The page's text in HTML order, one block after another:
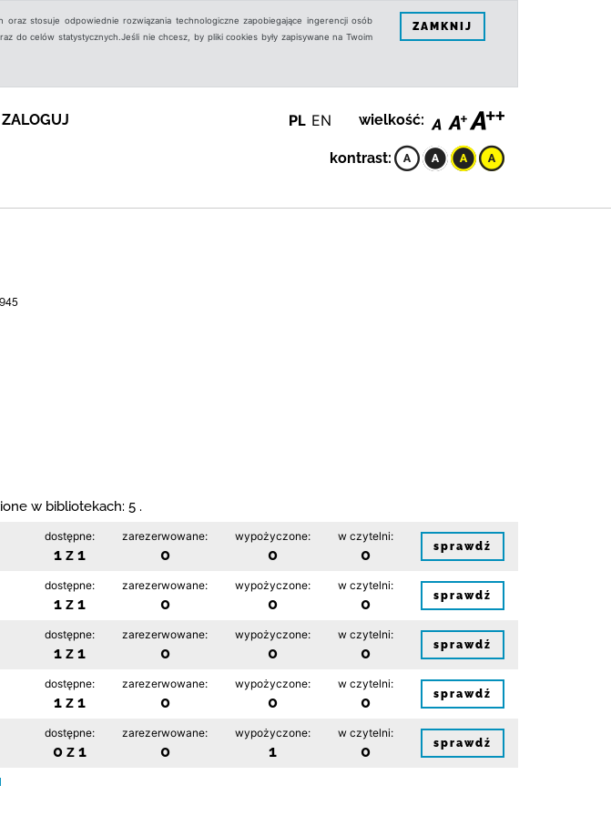
stosuje odpowiednie rozwiązania technologiczne zapobiegające ingerencji osób
do celów statystycznych.Jeśli nie chcesz, by pliki cookies były zapisywane na Twoim
ZAMKNIJ
PL EN wielkość:
kontrast:
w bibliotekach: 5 .
dostępne:
1 z 1
zarezerwowane:
0
wypożyczone:
0
w czytelni:
0 sprawdź
dostępne:
1 z 1
zarezerwowane:
0
wypożyczone:
0
w czytelni:
0 sprawdź
dostępne:
1 z 1
zarezerwowane:
0
wypożyczone:
0
w czytelni:
0 sprawdź
dostępne:
1 z 1
zarezerwowane:
0
wypożyczone:
0
w czytelni:
0 sprawdź
dostępne:
0 z 1
zarezerwowane:
0
wypożyczone:
1
w czytelni:
0 sprawdź